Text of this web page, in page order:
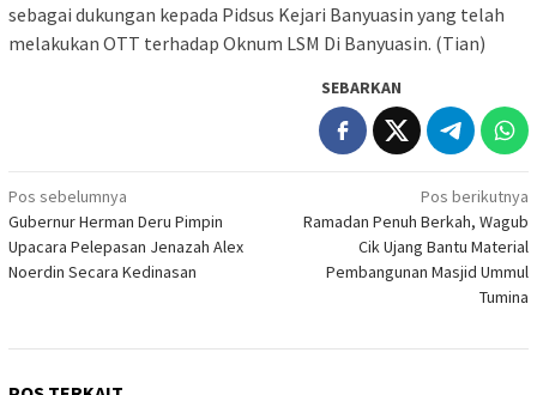
sebagai dukungan kepada Pidsus Kejari Banyuasin yang telah
melakukan OTT terhadap Oknum LSM Di Banyuasin. (Tian)
SEBARKAN
Navigasi
pos
Pos sebelumnya
Gubernur Herman Deru Pimpin
Upacara Pelepasan Jenazah Alex
Noerdin Secara Kedinasan
Pos berikutnya
Ramadan Penuh Berkah, Wagub
Cik Ujang Bantu Material
Pembangunan Masjid Ummul
Tumina